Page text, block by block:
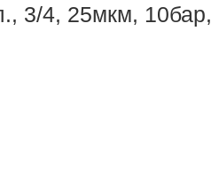
3/4, 25мкм, 10бар,